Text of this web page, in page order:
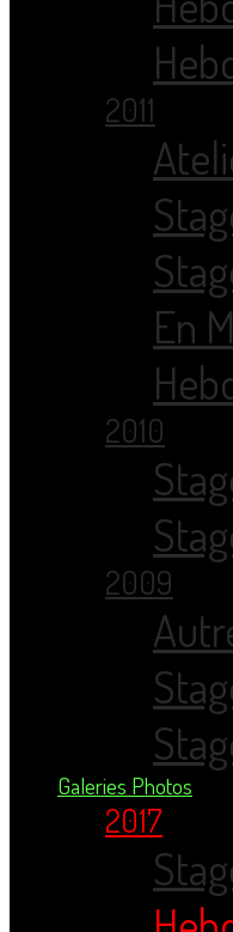
2011
En
2010
2009
Galeries Photos
2017